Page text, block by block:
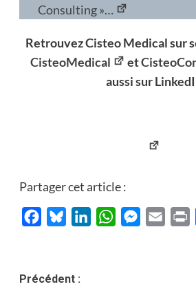
Consulting »…
Retrouvez Cisteo Medical sur
CisteoMedical
et
aussi sur
Partager cet article :
FacebookBlueskyLinkedInWhatsAppMessenger
Email
Navigation
Précédent :